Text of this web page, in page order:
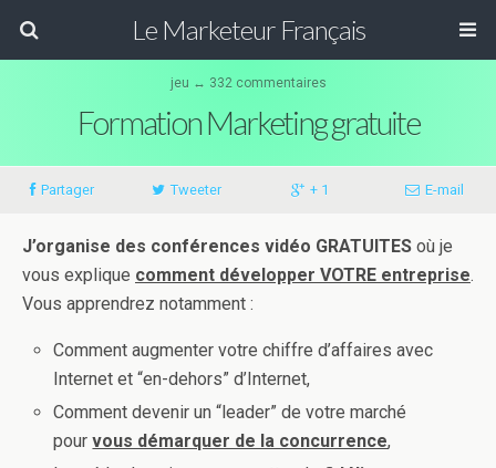
Le Marketeur Français
jeu ↔ 332 commentaires
Formation Marketing gratuite
Partager Tweeter + 1 E-mail
J’organise des conférences vidéo GRATUITES où je
vous explique comment développer VOTRE entreprise.
Vous apprendrez notamment :
Comment augmenter votre chiffre d’affaires avec
Internet et “en-dehors” d’Internet,
Comment devenir un “leader” de votre marché
pourvous démarquer de la concurrence,